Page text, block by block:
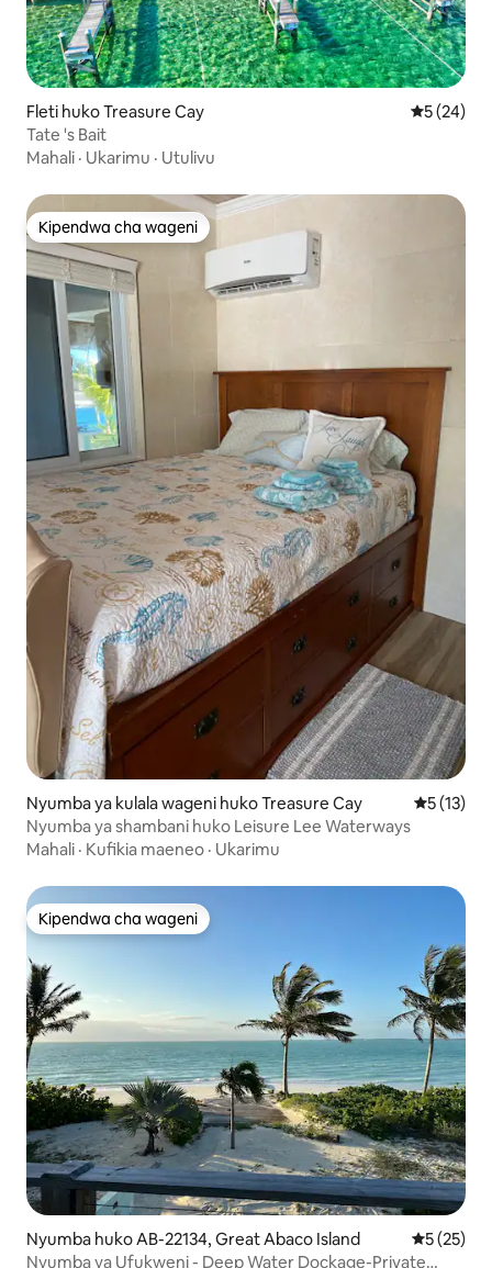
Fleti huko Treasure Cay Ukadiriaji
5 (24)
Tate 's Bait
Mahali · Ukarimu · Utulivu
Kipendwa cha wageni
Kipendwa cha wageni
Nyumba ya kulala wageni huko Treasure Cay Ukadiriaji
5 (13)
Nyumba ya shambani huko Leisure Lee Waterways
Mahali · Kufikia maeneo · Ukarimu
Kipendwa cha wageni
Kipendwa cha wageni
Nyumba huko AB-22134, Great Abaco Island Ukadiriaji
5 (25)
Nyumba ya Ufukweni - Deep Water Dockage-Private